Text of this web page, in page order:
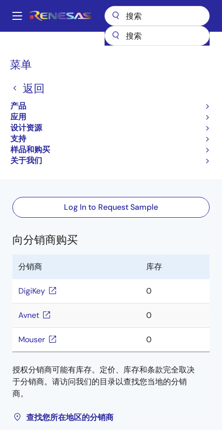
到
Main
菜单
返回
产品
应用
设计资源
支持
样品和购买
关于我们
面
屑
光电耦合器（光耦合器）
PS2933-1-AX
High Collector to Emitter Voltage 4-PIN Ultra
Small Flat-lead Photocoupler
PS2933-1 Data Sheet
有关 PS2933-1 的所有信息
Log In to Request Sample
向分销商购买
分销商 库存
DigiKey 0
Avnet 0
Mouser 0
授权分销商可能有库存。定价、库存和条款完全取决
于分销商。请访问我们的目录以查找您当地的分销
商。
查找您所在地区的分销商